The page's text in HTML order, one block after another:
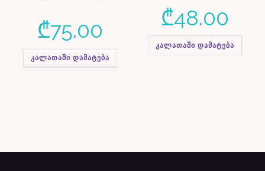
₾75.00
კალათაში დამატება
₾48.00
კალათაში დამატება